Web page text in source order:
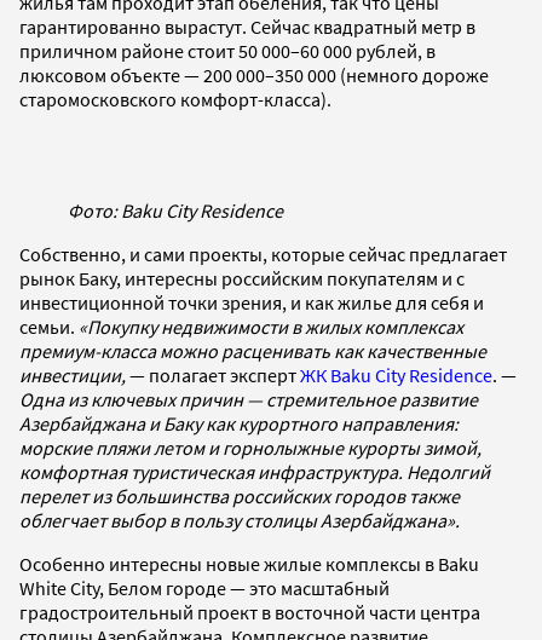
гарантированно вырастут. Сейчас квадратный метр в
приличном районе стоит 50 000–60 000 рублей, в
люксовом объекте — 200 000–350 000 (немного дороже
старомосковского комфорт-класса).
Фото: Baku City Residence
Собственно, и сами проекты, которые сейчас предлагает
рынок Баку, интересны российским покупателям и с
инвестиционной точки зрения, и как жилье для себя и
семьи. «Покупку недвижимости в жилых комплексах
премиум-класса можно расценивать как качественные
инвестиции,— полагает экспертЖК Baku City Residence. —
Одна из ключевых причин — стремительное развитие
Азербайджана и Баку как курортного направления:
морские пляжи летом и горнолыжные курорты зимой,
комфортная туристическая инфраструктура. Недолгий
перелет из большинства российских городов также
облегчает выбор в пользу столицы Азербайджана».
Особенно интересны новые жилые комплексы в Baku
White City, Белом городе — это масштабный
градостроительный проект в восточной части центра